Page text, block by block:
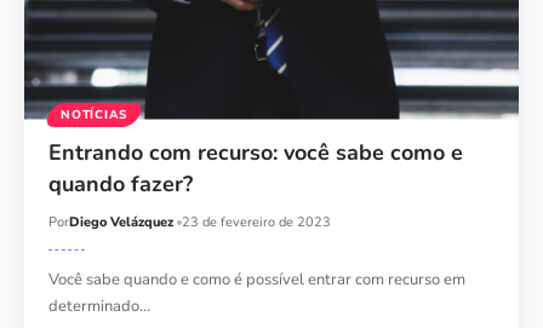
NOTÍCIAS
Entrando com recurso: você sabe como e
quando fazer?
PorDiego Velázquez 23 de fevereiro de 2023
Você sabe quando e como é possível entrar com recurso em
determinado…